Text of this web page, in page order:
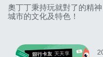
奧丁丁秉持玩就對了的精
城市的文化及特色！